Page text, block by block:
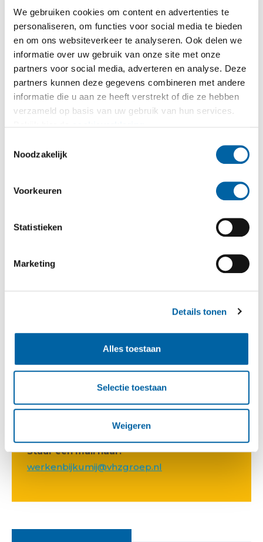
We gebruiken cookies om content en advertenties te
personaliseren, om functies voor social media te bieden
en om ons websiteverkeer te analyseren. Ook delen we
informatie over uw gebruik van onze site met onze
partners voor social media, adverteren en analyse. Deze
partners kunnen deze gegevens combineren met andere
informatie die u aan ze heeft verstrekt of die ze hebben
verzameld op basis van uw gebruik van hun services.
Noodzakelijk
Voorkeuren
Statistieken
Marketing
Details tonen
Alles toestaan
Selectie toestaan
Weigeren
Binnen Kumij staan kwaliteit, samenwerking en
betrokkenheid centraal. We geloven in vrijheid,
verantwoordelijkheid en samen bouwen aan mooie
projecten. Inmiddels dragen meer dan 140 collega's
hier iedere dag met trots aan bij.
Daarnaast is Kumij officieel gecertificeerd alsGreat
werksfeer en betrokken collega's binnen onze
organisatie. Samen bouwen we aan een
werkplezier centraal staan.
Wat je brengt
Je bent handig en hebt technisch inzicht
Je houdt van aanpakken en werkt nauwkeurig
Je denkt oplossingsgericht
Ervaring is mooi meegenomen, maar zeker
geen vereiste
Wil je meer weten over deze vacature?
Stuur een mail naar:
werkenbijkumij@vhzgroep.nl